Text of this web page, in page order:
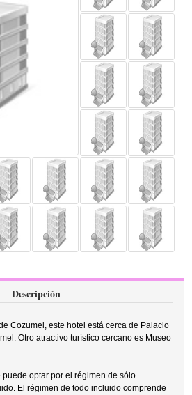
Descripción
Cozumel, este hotel está cerca de Palacio
Otro atractivo turístico cercano es Museo
puede optar por el régimen de sólo
El régimen de todo incluido comprende